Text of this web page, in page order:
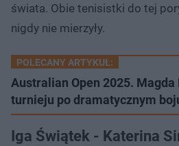
świata. Obie tenisistki do tej
nigdy nie mierzyły.
POLECANY ARTYKUŁ:
Australian Open 2025.
turnieju po dramatycznym
Iga Świątek - Katerina